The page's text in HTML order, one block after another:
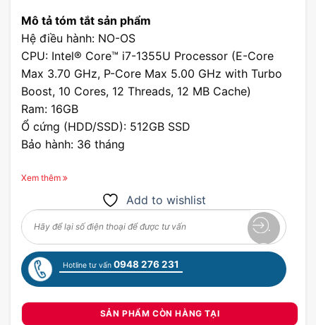
Mô tả tóm tắt sản phẩm
Hệ điều hành: NO-OS
CPU: Intel® Core™ i7-1355U Processor (E-Core
Max 3.70 GHz, P-Core Max 5.00 GHz with Turbo
Boost, 10 Cores, 12 Threads, 12 MB Cache)
Ram: 16GB
Ổ cứng (HDD/SSD): 512GB SSD
Bảo hành: 36 tháng
Xem thêm
Add to wishlist
Hotline tư vấn 0948 276 231
SẢN PHẨM CÒN HÀNG TẠI